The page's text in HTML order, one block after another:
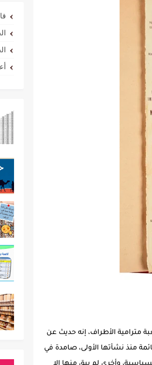
مترامية الأطراف، إنه حديث عن
منذ نشأتها الأولى، صامدة في